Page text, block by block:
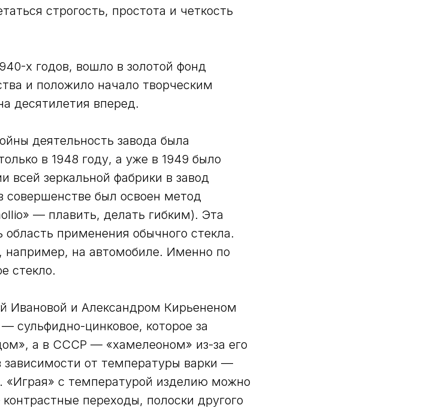
строгость, простота и четкость
х годов, вошло в золотой фонд
и положило начало творческим
десятилетия вперед.
деятельность завода была
в 1948 году, а уже в 1949 было
всей зеркальной фабрики в завод
совершенстве был освоен метод
— плавить, делать гибким). Эта
применения обычного стекла.
например, на автомобиле. Именно по
стекло.
Ивановой и Александром Кирьененом
сульфидно-цинковое, которое за
а в СССР — «хамелеоном» из-за его
от температуры варки —
с температурой изделию можно
переходы, полоски другого